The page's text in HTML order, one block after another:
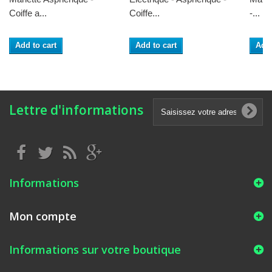
Coiffe a...
Add to cart
Coiffe...
Add to cart
-...
Lettre d'informations
Informations
Mon compte
Informations sur votre boutique